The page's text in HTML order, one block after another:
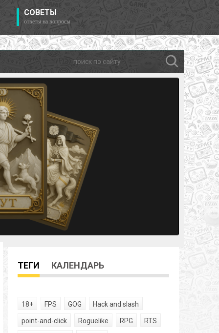
СОВЕТЫ
ответы на вопросы
ТЕГИ КАЛЕНДАРЬ
18+ FPS GOG Hack and slash
point-and-click Roguelike RPG RTS